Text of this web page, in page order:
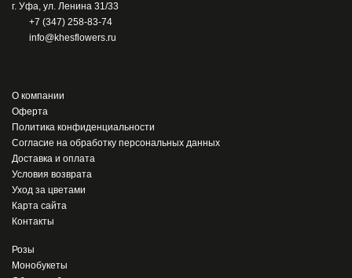
г. Уфа, ул. Ленина 31/33
+7 (347) 258-83-74
info@khesflowers.ru
О компании
Оферта
Политика конфиденциальности
Согласие на обработку персональных данных
Доставка и оплата
Условия возврата
Уход за цветами
Карта сайта
Контакты
Розы
Монобукеты